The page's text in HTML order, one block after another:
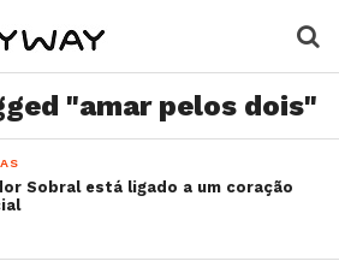
"amar pelos dois"
Sobral está ligado a um coração